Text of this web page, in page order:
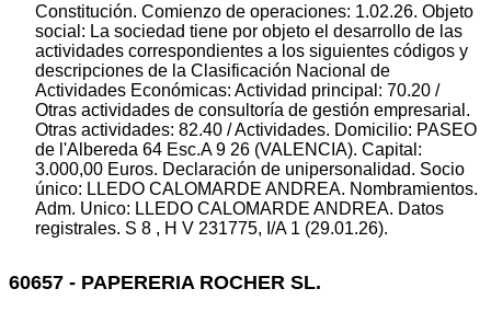
Constitución. Comienzo de operaciones: 1.02.26. Objeto
social: La sociedad tiene por objeto el desarrollo de las
actividades correspondientes a los siguientes códigos y
descripciones de la Clasificación Nacional de
Actividades Económicas: Actividad principal: 70.20 /
Otras actividades de consultoría de gestión empresarial.
Otras actividades: 82.40 / Actividades. Domicilio: PASEO
de l'Albereda 64 Esc.A 9 26 (VALENCIA). Capital:
3.000,00 Euros. Declaración de unipersonalidad. Socio
único: LLEDO CALOMARDE ANDREA. Nombramientos.
Adm. Unico: LLEDO CALOMARDE ANDREA. Datos
registrales. S 8 , H V 231775, I/A 1 (29.01.26).
60657 - PAPERERIA ROCHER SL.